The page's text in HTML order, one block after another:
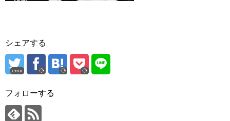
シェアする
error
フォローする